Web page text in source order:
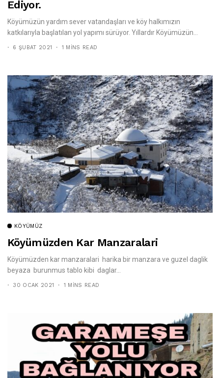
Ediyor.
Köyümüzün yardım sever vatandaşları ve köy halkımızın
katkılarıyla başlatılan yol yapımı sürüyor. Yıllardır Köyümüzün...
6 ŞUBAT 2021 1 MINS READ
KÖYÜMÜZ
Köyümüzden Kar Manzaralari
Köyümüzden kar manzaralari harika bir manzara ve guzel daglik
beyaza burunmus tablo kibi daglar...
30 OCAK 2021 1 MINS READ